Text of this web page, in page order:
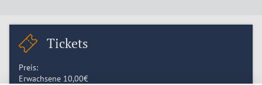
Tickets
Preis:
Erwachsene 10,00€